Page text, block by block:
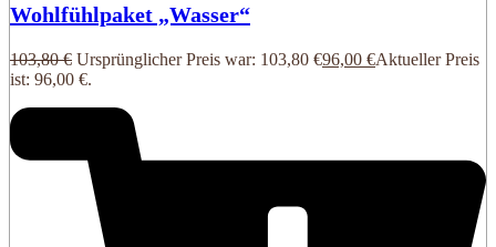
Wohlfühlpaket „Wasser“
103,80€ Ursprünglicher Preis war: 103,80 €96,00 €Aktueller Preis
ist: 96,00 €.